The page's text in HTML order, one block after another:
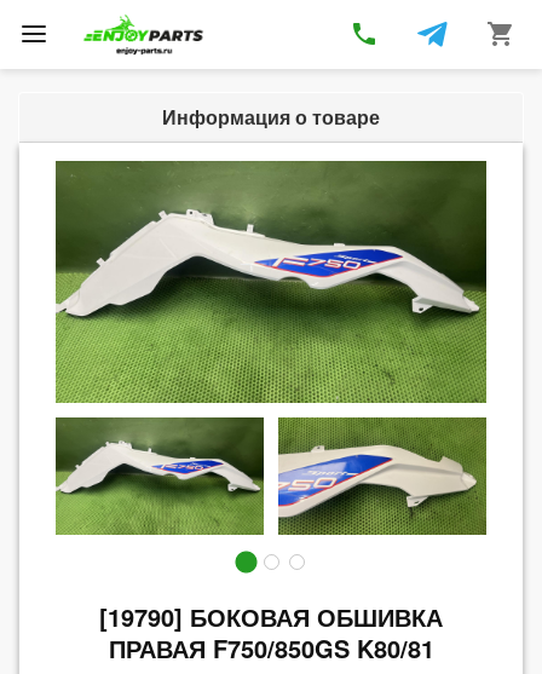
Toggle
navigation
phone shopping_cart
Информация о товаре
[19790] БОКОВАЯ ОБШИВКА
ПРАВАЯ F750/850GS K80/81